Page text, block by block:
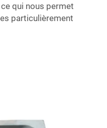
qui nous permet
particulièrement